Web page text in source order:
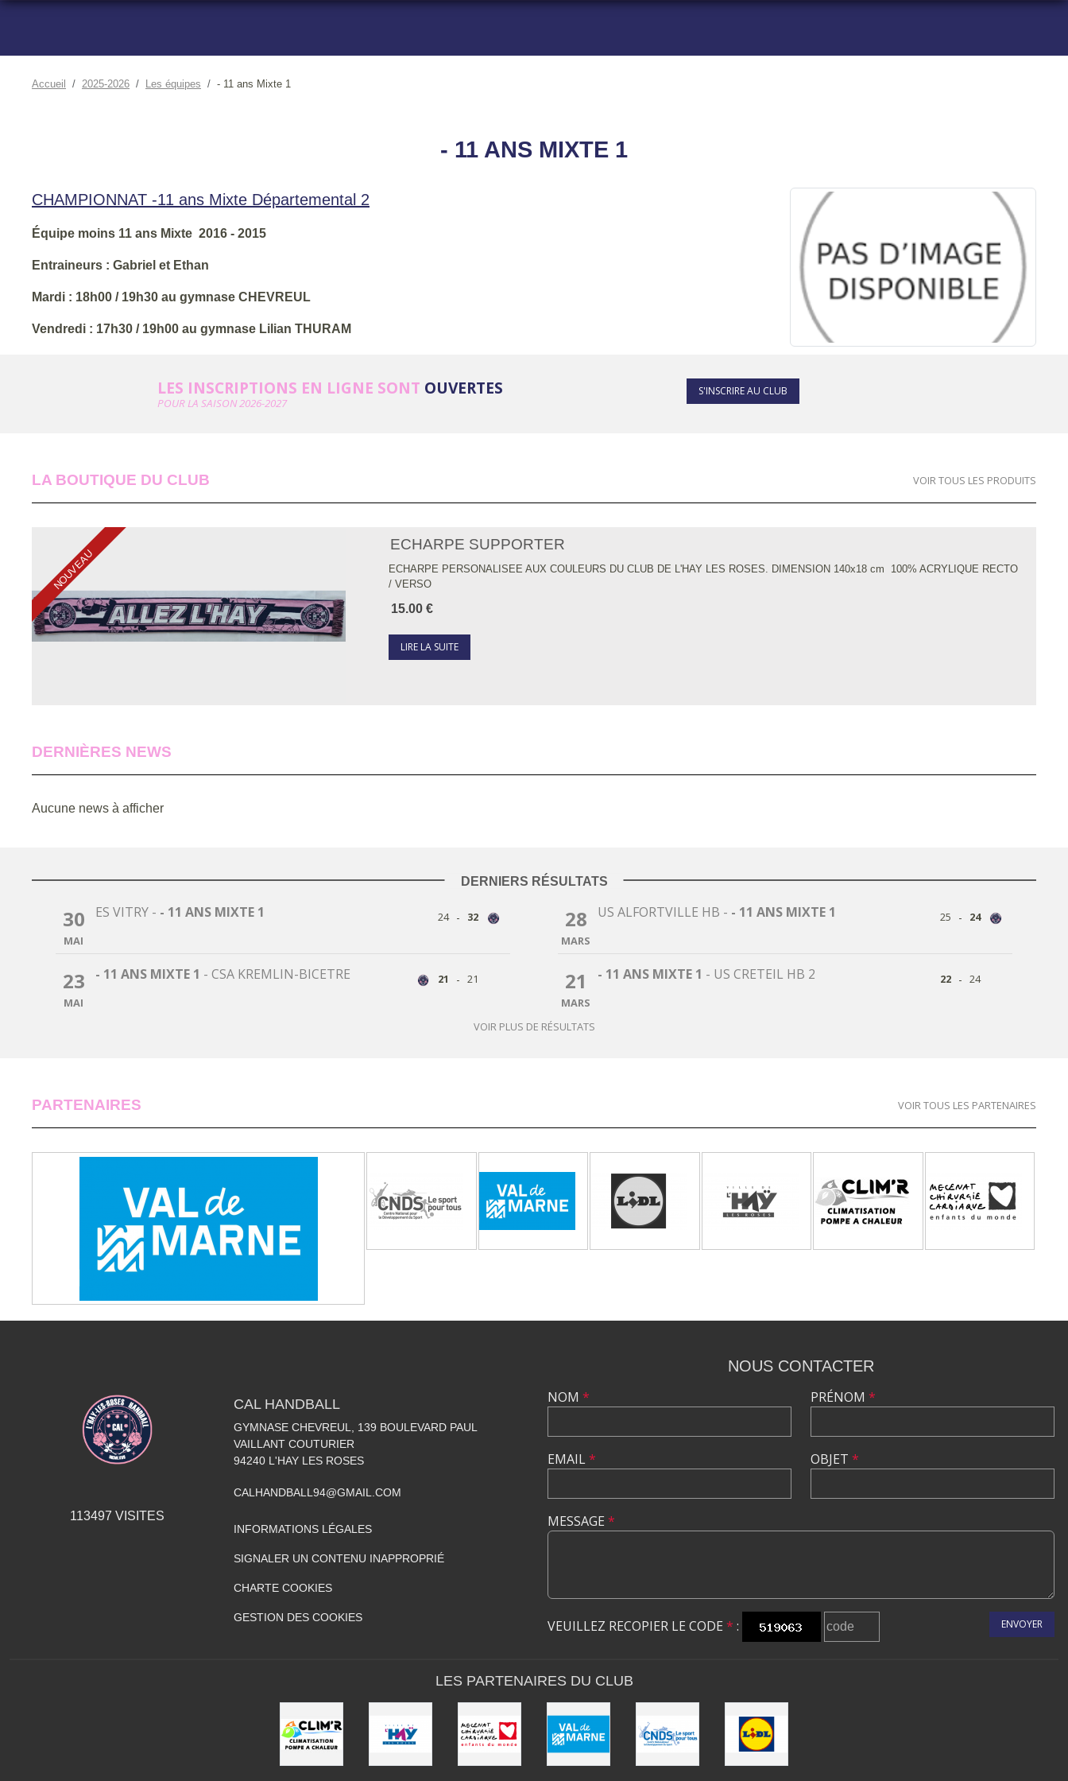
Accueil 2025-2026 Les équipes - 11 ans Mixte 1
- 11 ANS MIXTE 1
CHAMPIONNAT -11 ans Mixte Départemental 2
Équipe moins 11 ans Mixte 2016 - 2015
Entraineurs : Gabriel et Ethan
Mardi : 18h00 / 19h30 au gymnase CHEVREUL
Vendredi : 17h30 / 19h00 au gymnase Lilian THURAM
LES INSCRIPTIONS EN LIGNE SONT OUVERTES
POUR LA SAISON 2026-2027
S'INSCRIRE AU CLUB
LA BOUTIQUE DU CLUB
ECHARPE SUPPORTER
ECHARPE PERSONALISEE AUX COULEURS DU CLUB DE L'HAY LES ROSES. DIMENSION 140x18 cm 100% ACRYLIQUE RECTO
/ VERSO
15.00 €
LIRE LA SUITE
NOUVEAU
VOIR TOUS LES PRODUITS
DERNIÈRES NEWS
Aucune news à afficher
DERNIERS RÉSULTATS
30
MAI
ES VITRY - - 11 ANS MIXTE 1 24 - 32
23
MAI
- 11 ANS MIXTE 1 - CSA KREMLIN-BICETRE 21 - 21
28
MARS
US ALFORTVILLE HB - - 11 ANS MIXTE 1 25 - 24
21
MARS
- 11 ANS MIXTE 1 - US CRETEIL HB 2 22 - 24
VOIR PLUS DE RÉSULTATS
PARTENAIRES VOIR TOUS LES PARTENAIRES
113497 VISITES
CAL HANDBALL
GYMNASE CHEVREUL, 139 BOULEVARD PAUL
VAILLANT COUTURIER
94240 L'HAY LES ROSES
CALHANDBALL94@GMAIL.COM
INFORMATIONS LÉGALES
SIGNALER UN CONTENU INAPPROPRIÉ
CHARTE COOKIES
GESTION DES COOKIES
NOUS CONTACTER
NOM *
EMAIL*
PRÉNOM *
OBJET *
MESSAGE *
VEUILLEZ RECOPIER LE CODE * : ENVOYER
LES PARTENAIRES DU CLUB